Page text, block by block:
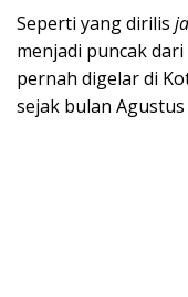
Seperti yang dirilis
menjadi puncak
pernah digelar di
sejak bulan